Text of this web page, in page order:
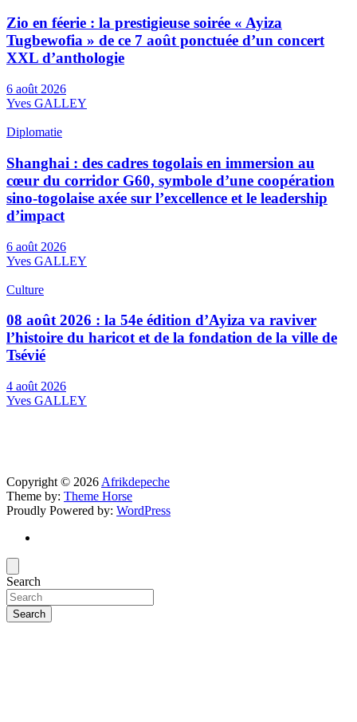
Zio en féerie : la prestigieuse soirée « Ayiza
Tugbewofia » de ce 7 août ponctuée d’un concert
XXL d’anthologie
6 août 2026
Yves GALLEY
Diplomatie
Shanghai : des cadres togolais en immersion au
cœur du corridor G60, symbole d’une coopération
sino-togolaise axée sur l’excellence et le leadership
d’impact
6 août 2026
Yves GALLEY
Culture
08 août 2026 : la 54e édition d’Ayiza va raviver
l’histoire du haricot et de la fondation de la ville de
Tsévié
4 août 2026
Yves GALLEY
Copyright © 2026 Afrikdepeche
Theme by: Theme Horse
Proudly Powered by: WordPress
Search
Search